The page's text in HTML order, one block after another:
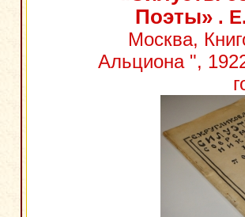
Поэты» .
Москва,
Альциона ",